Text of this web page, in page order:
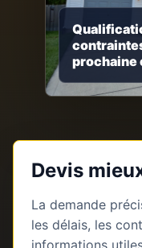
prochaine
Devis
La demande
les délais, les